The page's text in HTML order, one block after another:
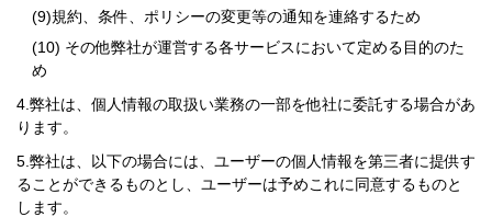
規約、条件、ポリシーの変更等の通知を連絡するため
その他弊社が運営する各サービスにおいて定める目的のた
め
弊社は、個人情報の取扱い業務の一部を他社に委託する場合があ
ります。
弊社は、以下の場合には、ユーザーの個人情報を第三者に提供す
ることができるものとし、ユーザーは予めこれに同意するものと
します。